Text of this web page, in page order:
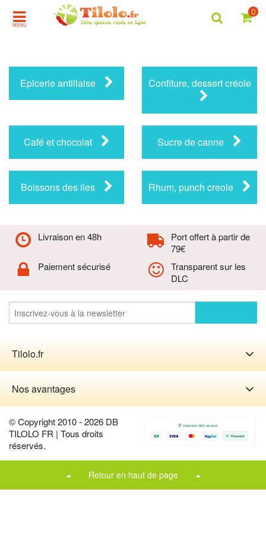
MENU
0
Epicerie antillaise Confiture, dessert créole
Café et chocolat Sucre de canne
Boissons des iles Rhum, punch creole
Livraison en 48h
Port offert à partir de
79€
Paiement sécurisé
Transparent sur les
DLC
Tilolo.fr
Nos avantages
© Copyright 2010 - 2026 DB
TILOLO FR | Tous droits
réservés.
Retour en haut de page